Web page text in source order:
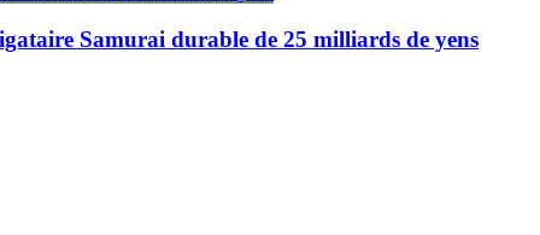
Samurai durable de 25 milliards de yens